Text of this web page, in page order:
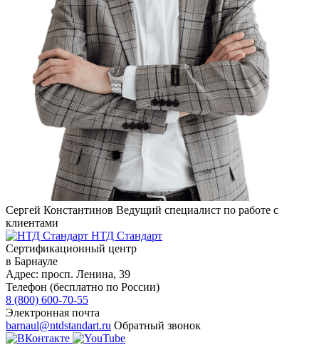
Сергей Константинов Ведущий специалист по работе с
клиентами
НТД Стандарт
Сертификационный центр
в Барнауле
Адрес: просп. Ленина, 39
Телефон (бесплатно по России)
8 (800) 600-70-55
Электронная почта
barnaul@ntdstandart.ru Обратный звонок